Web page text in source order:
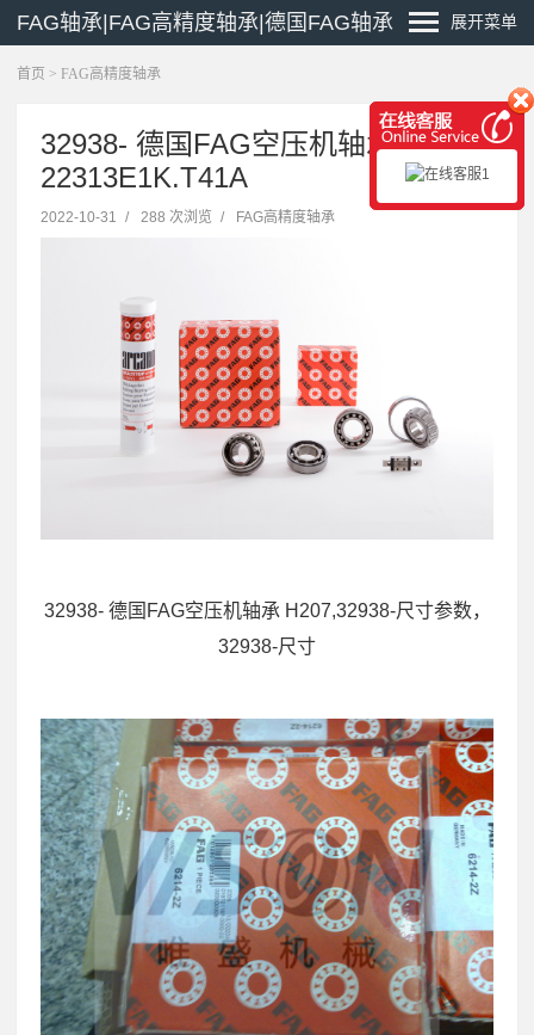
FAG轴承|FAG高精度轴承|德国FAG轴承 展开菜单
首页 > FAG高精度轴承
32938- 德国FAG空压机轴承
22313E1K.T41A
2022-10-31 / 288 次浏览 / FAG高精度轴承
32938- 德国FAG空压机轴承 H207,32938-尺寸参数，
32938-尺寸